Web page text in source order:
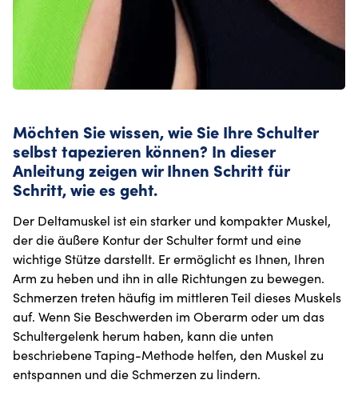
Möchten Sie wissen, wie Sie Ihre Schulter
selbst tapezieren können? In dieser
Anleitung zeigen wir Ihnen Schritt für
Schritt, wie es geht.
Der Deltamuskel ist ein starker und kompakter Muskel,
der die äußere Kontur der Schulter formt und eine
wichtige Stütze darstellt. Er ermöglicht es Ihnen, Ihren
Arm zu heben und ihn in alle Richtungen zu bewegen.
Schmerzen treten häufig im mittleren Teil dieses Muskels
auf. Wenn Sie Beschwerden im Oberarm oder um das
Schultergelenk herum haben, kann die unten
beschriebene Taping-Methode helfen, den Muskel zu
entspannen und die Schmerzen zu lindern.